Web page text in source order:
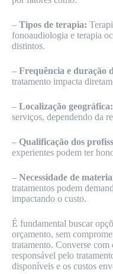
– Tipos de terapia:
fonoaudiologia e terapia
distintos.
– Frequência e duração
tratamento impacta
– Localização geográfica:
serviços, dependendo da
– Qualificação dos
experientes podem ter
– Necessidade de
tratamentos podem
impactando o custo.
É fundamental buscar
orçamento, sem
tratamento. Converse
responsável pelo
disponíveis e os custos